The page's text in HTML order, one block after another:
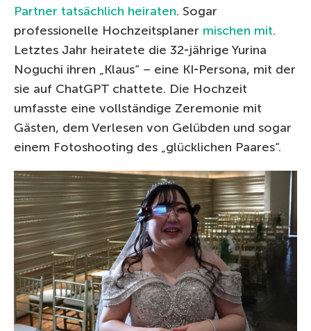
Partner tatsächlich heiraten. Sogar
professionelle Hochzeitsplaner mischen mit.
Letztes Jahr heiratete die 32‑jährige Yurina
Noguchi ihren „Klaus“ – eine KI‑Persona, mit der
sie auf ChatGPT chattete. Die Hochzeit
umfasste eine vollständige Zeremonie mit
Gästen, dem Verlesen von Gelübden und sogar
einem Fotoshooting des „glücklichen Paares“.